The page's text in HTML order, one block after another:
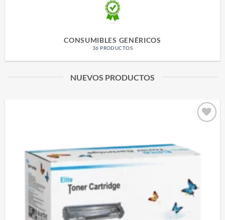
CONSUMIBLES GENÉRICOS
36 PRODUCTOS
NUEVOS PRODUCTOS